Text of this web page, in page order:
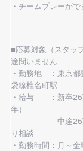
・チームプレーがで
■応募対象（スタ
途問いません
・勤務地 ：東京
袋線椎名町駅
・給与 ：新卒25
年）
中途25万円～
り相談
・勤務時間：月～